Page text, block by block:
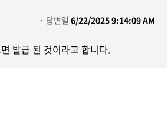
답변일 6/22/2025 9:14:09 AM
발급 된 것이라고 합니다.